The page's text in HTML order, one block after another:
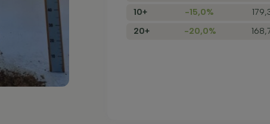
10+
-15,0%
20+
-20,0%